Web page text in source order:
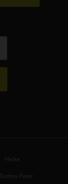
Hefte
Feier